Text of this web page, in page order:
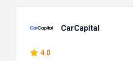
CarCapital
4.0